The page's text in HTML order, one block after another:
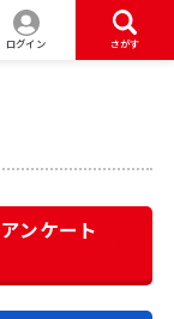
ログイン さがす
アンケート